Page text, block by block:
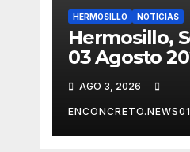
HERMOSILLO NOTICIAS
Hermosillo,
03 Agosto
lluvias para
Hermosillo
noche;
AGO 3, 2026
ENCONCRETO.NEWS01